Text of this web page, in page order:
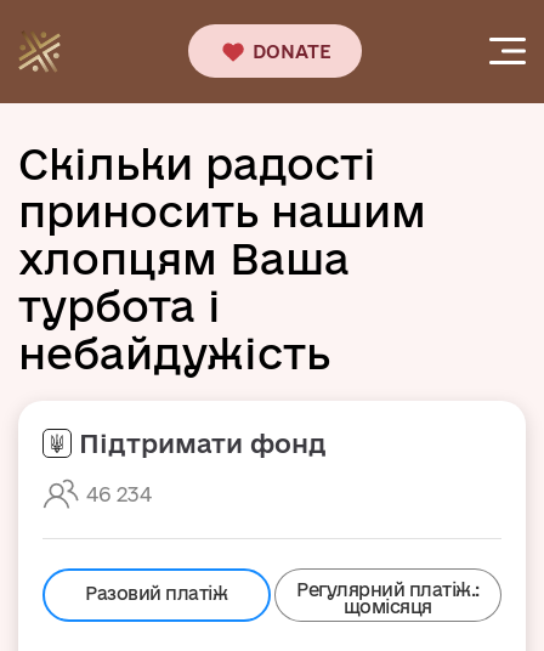
DONATE
Скільки радості
приносить нашим
хлопцям Ваша
турбота і
небайдужість
Підтримати фонд
46 234
Разовий платіж
Регулярний платіж.:
щомісяця